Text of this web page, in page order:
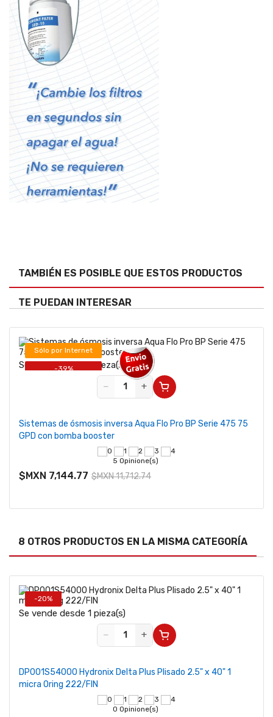
TAMBIÉN ES POSIBLE QUE ESTOS PRODUCTOS
TE PUEDAN INTERESAR
Sólo por Internet
-39%
Se vende desde 1 pieza(s)
−
+
Sistemas de ósmosis inversa Aqua Flo Pro BP Serie 475 75
GPD con bomba booster
5 Opinione(s)
$MXN 7,144.77 $MXN 11,712.74
8 OTROS PRODUCTOS EN LA MISMA CATEGORÍA
-20%
Se vende desde 1 pieza(s)
−
+
DP001S54000 Hydronix Delta Plus Plisado 2.5" x 40" 1
micra Oring 222/FIN
0 Opinione(s)